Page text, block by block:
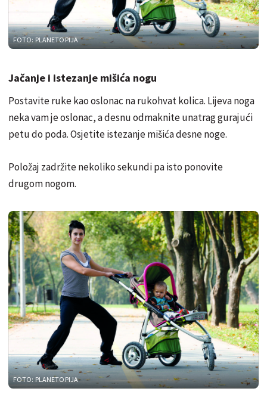
FOTO: PLANETOPIJA
Jačanje i istezanje mišića nogu
Postavite ruke kao oslonac na rukohvat kolica. Lijeva noga
neka vam je oslonac, a desnu odmaknite unatrag gurajući
petu do poda. Osjetite istezanje mišića desne noge.
Položaj zadržite nekoliko sekundi pa isto ponovite
drugom nogom.
FOTO: PLANETOPIJA